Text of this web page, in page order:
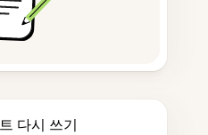
다시 쓰기